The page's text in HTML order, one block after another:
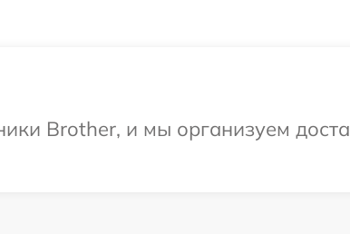
Brother, и мы организуем